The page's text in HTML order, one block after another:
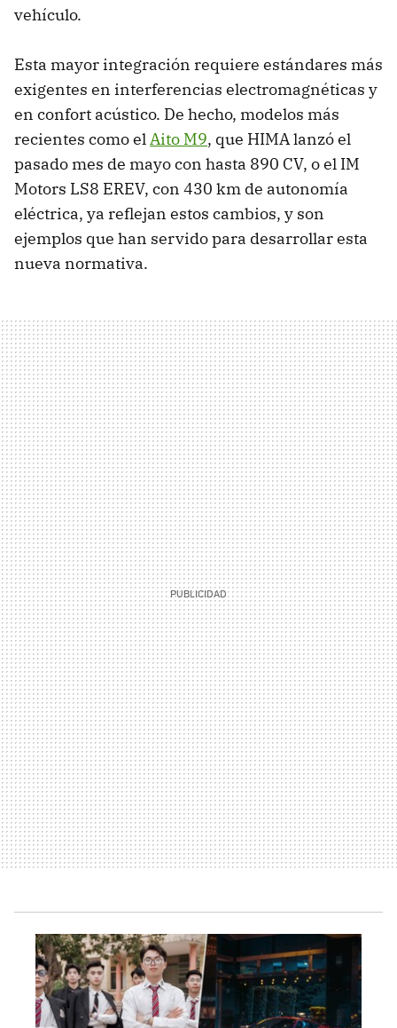
vehículo.
Esta mayor integración requiere estándares más
exigentes en interferencias electromagnéticas y
en confort acústico. De hecho, modelos más
recientes como elAito M9, que HIMA lanzó el
pasado mes de mayo con hasta 890 CV, o el IM
Motors LS8 EREV, con 430 km de autonomía
eléctrica, ya reflejan estos cambios, y son
ejemplos que han servido para desarrollar esta
nueva normativa.